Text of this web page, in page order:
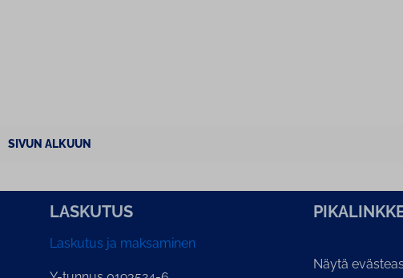
SIVUN ALKUUN
LASKUTUS
Laskutus ja maksaminen
Näytä